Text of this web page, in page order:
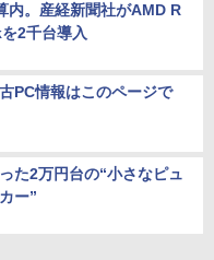
内。産経新聞社がAMD R
2千台導入
PC情報はこのページで
た2万円台の“小さなピュ
ー”